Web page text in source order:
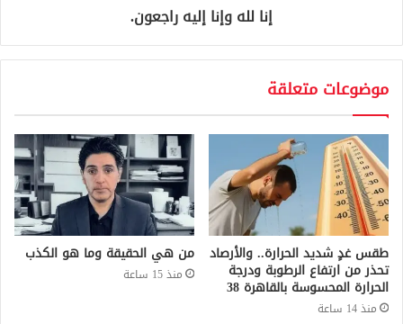
إنا لله وإنا إليه راجعون.
موضوعات متعلقة
طقس غدٍ شديد الحرارة.. والأرصاد
تحذر من ارتفاع الرطوبة ودرجة
الحرارة المحسوسة بالقاهرة 38
منذ 14 ساعة
من هي الحقيقة وما هو الكذب
منذ 15 ساعة